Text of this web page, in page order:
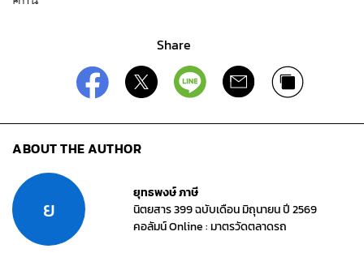
Share
ABOUT THE AUTHOR
ย
ยุทธพงษ์ ภาษี
นิตยสาร 399 ฉบับเดือน มิถุนายน ปี 2569
คอลัมน์ Online : มาตรวัดตลาดรถ